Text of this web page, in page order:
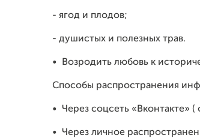
- ягод и плодов;
- душистых и полезных трав.
• Возродить любовь к
Способы распространения
• Через соцсеть «Вконтакте»
• Через личное